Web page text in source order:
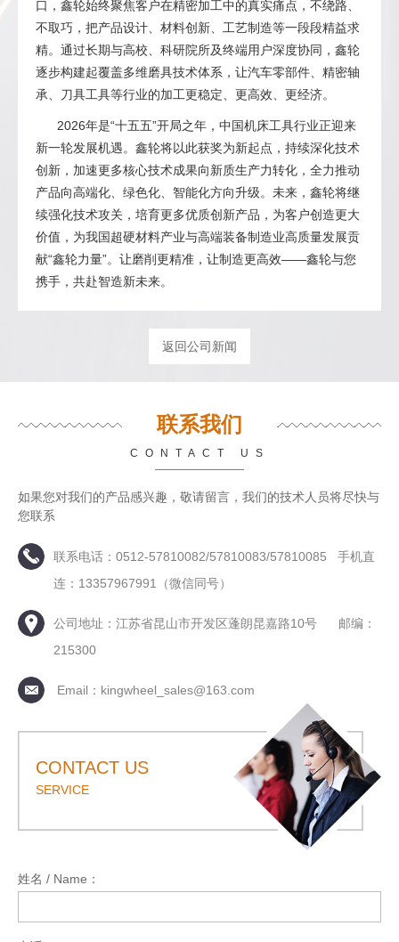
口，鑫轮始终聚焦客户在精密加工中的真实痛点，不绕路、
不取巧，把产品设计、材料创新、工艺制造等一段段精益求
精。通过长期与高校、科研院所及终端用户深度协同，鑫轮
逐步构建起覆盖多维磨具技术体系，让汽车零部件、精密轴
承、刀具工具等行业的加工更稳定、更高效、更经济。
2026年是“十五五”开局之年，中国机床工具行业正迎来
新一轮发展机遇。鑫轮将以此获奖为新起点，持续深化技术
创新，加速更多核心技术成果向新质生产力转化，全力推动
产品向高端化、绿色化、智能化方向升级。未来，鑫轮将继
续强化技术攻关，培育更多优质创新产品，为客户创造更大
价值，为我国超硬材料产业与高端装备制造业高质量发展贡
献“鑫轮力量”。让磨削更精准，让制造更高效——鑫轮与您
携手，共赴智造新未来。
返回公司新闻
联系我们
CONTACT US
如果您对我们的产品感兴趣，敬请留言，我们的技术人员将尽快与
您联系
联系电话：0512-57810082/57810083/57810085 手机直
连：13357967991（微信同号）
公司地址：江苏省昆山市开发区蓬朗昆嘉路10号 邮编：
215300
Email：kingwheel_sales@163.com
CONTACT US
SERVICE
姓名 / Name：